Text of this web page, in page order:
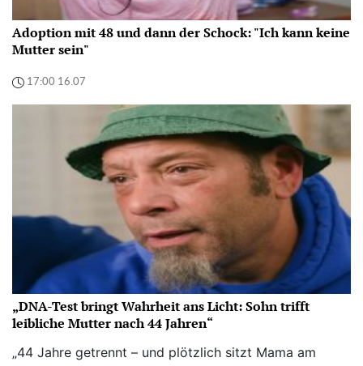
Adoption mit 48 und dann der Schock: "Ich kann keine
Mutter sein"
17:00 16.07
„DNA-Test bringt Wahrheit ans Licht: Sohn trifft
leibliche Mutter nach 44 Jahren“
„44 Jahre getrennt – und plötzlich sitzt Mama am